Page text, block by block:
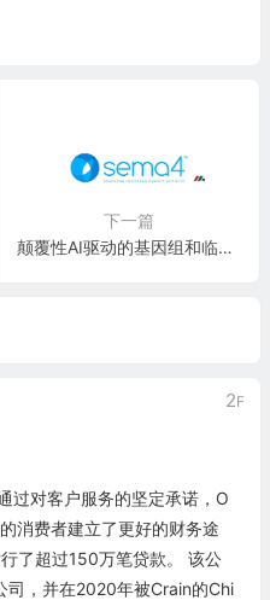
下一篇
颠覆性AI驱动的基因组和临床数据平台公司：Sema4 Holdings Corp.(SMFR)
2F
过对客户服务的坚定承诺，O
消费者建立了更好的财务途
了超过150万笔贷款。 该公
，并在2020年被Crain的Chi